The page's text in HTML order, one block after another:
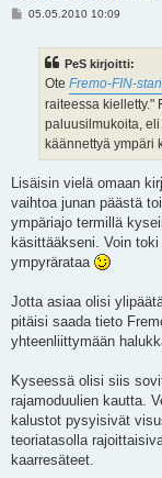
V05.05.2010 10:09
PeS kirjoitti:
Ote Fremo-FIN-
raiteessa kielletty."
paluusilmukoita,
käännettyä ympäri
Lisäisin vielä omaan
vaihtoa junan päästä
ympäriajo termillä
käsittääkseni. Voin
ympyrärataa
Jotta asiaa olisi
pitäisi saada tieto
yhteenliittymään
Kyseessä olisi siis
rajamoduulien kautta.
kalustot pysyisivät
teoriatasolla
kaarresäteet.